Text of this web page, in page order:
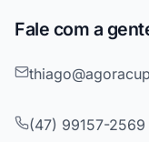
Fale com a
(47) 99157-2569